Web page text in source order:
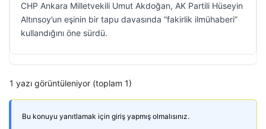
CHP Ankara Milletvekili Umut Akdoğan, AK Partili Hüseyin
Altınsoy’un eşinin bir tapu davasında “fakirlik ilmühaberi”
kullandığını öne sürdü.
1 yazı görüntüleniyor (toplam 1)
Bu konuyu yanıtlamak için giriş yapmış olmalısınız.